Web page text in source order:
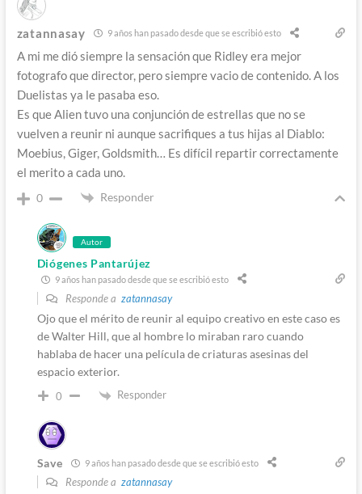
zatannasay 9 años han pasado desde que se escribió esto
A mi me dió siempre la sensación que Ridley era mejor
fotografo que director, pero siempre vacio de contenido. A los
Duelistas ya le pasaba eso.
Es que Alien tuvo una conjunción de estrellas que no se
vuelven a reunir ni aunque sacrifiques a tus hijas al Diablo:
Moebius, Giger, Goldsmith… Es difícil repartir correctamente
el merito a cada uno.
0 Responder
Autor
Diógenes Pantarújez
9 años han pasado desde que se escribió esto
Responde a zatannasay
Ojo que el mérito de reunir al equipo creativo en este caso es
de Walter Hill, que al hombre lo miraban raro cuando
hablaba de hacer una película de criaturas asesinas del
espacio exterior.
0 Responder
Save 9 años han pasado desde que se escribió esto
Responde a zatannasay